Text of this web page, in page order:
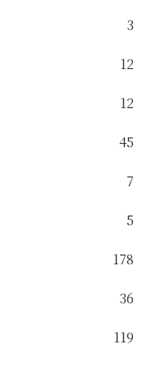
3
12
12
45
7
5
178
36
119